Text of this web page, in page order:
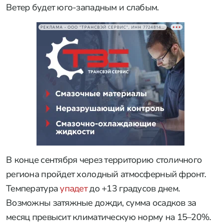
Ветер будет юго-западным и слабым.
РЕКЛАМА • ООО "ТРАНСВЭЙ СЕРВИС", ИНН 7724814198
В конце сентября через территорию столичного
региона пройдет холодный атмосферный фронт.
Температураупадетдо +13 градусов днем.
Возможны затяжные дожди, сумма осадков за
месяц превысит климатическую норму на 15–20%.